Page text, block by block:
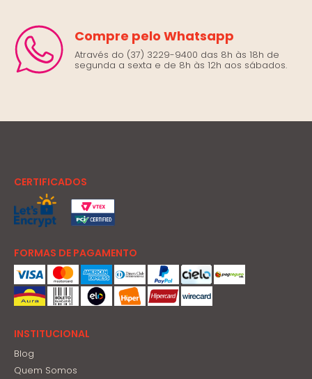
Compre pelo Whatsapp
Através do (37) 3229-9400 das 8h às 18h de
segunda a sexta e de 8h às 12h aos sábados.
CERTIFICADOS
FORMAS DE PAGAMENTO
INSTITUCIONAL
Blog
Quem Somos